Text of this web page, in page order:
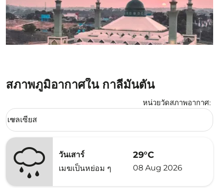
สภาพภูมิอากาศใน กาลีมันตัน
หน่วยวัดสภาพอากาศ:
Weather unit option เซลเซียส Selected
เซลเซียส
keyboard_arrow_down
วันเสาร์
เมฆเป็นหย่อม ๆ
29°C
08 Aug 2026